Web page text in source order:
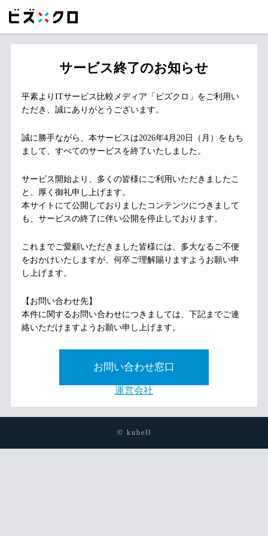
サービス終了のお知らせ
平素よりITサービス比較メディア「ビズクロ」をご利用い
ただき、誠にありがとうございます。
誠に勝手ながら、本サービスは2026年4月20日（月）をもち
まして、すべてのサービスを終了いたしました。
サービス開始より、多くの皆様にご利用いただきましたこ
と、厚く御礼申し上げます。
本サイトにて公開しておりましたコンテンツにつきまして
も、サービスの終了に伴い公開を停止しております。
これまでご愛顧いただきました皆様には、多大なるご不便
をおかけいたしますが、何卒ご理解賜りますようお願い申
し上げます。
【お問い合わせ先】
本件に関するお問い合わせにつきましては、下記までご連
絡いただけますようお願い申し上げます。
お問い合わせ窓口
運営会社
© kubell